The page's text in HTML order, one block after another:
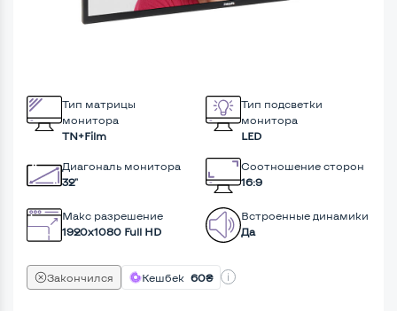
Тип матрицы
монитора
TN+Film
Тип подсветки
монитора
LED
Диагональ монитора
32"
Соотношение сторон
16:9
Макс разрешение
1920x1080 Full HD
Встроенные динамики
Да
Закончился Кешбек 60₴